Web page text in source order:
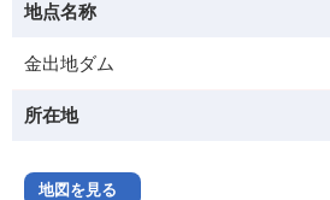
地点名称
金出地ダム
所在地
地図を見る